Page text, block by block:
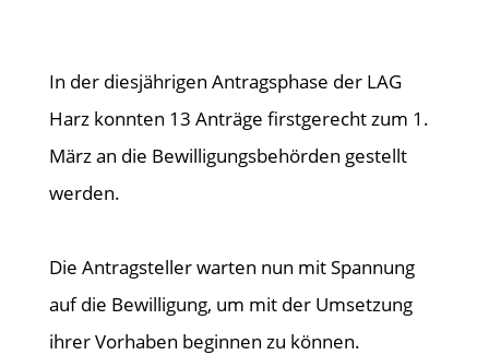
In der diesjährigen Antragsphase der LAG
Harz konnten 13 Anträge firstgerecht zum 1.
März an die Bewilligungsbehörden gestellt
werden.
Die Antragsteller warten nun mit Spannung
auf die Bewilligung, um mit der Umsetzung
ihrer Vorhaben beginnen zu können.